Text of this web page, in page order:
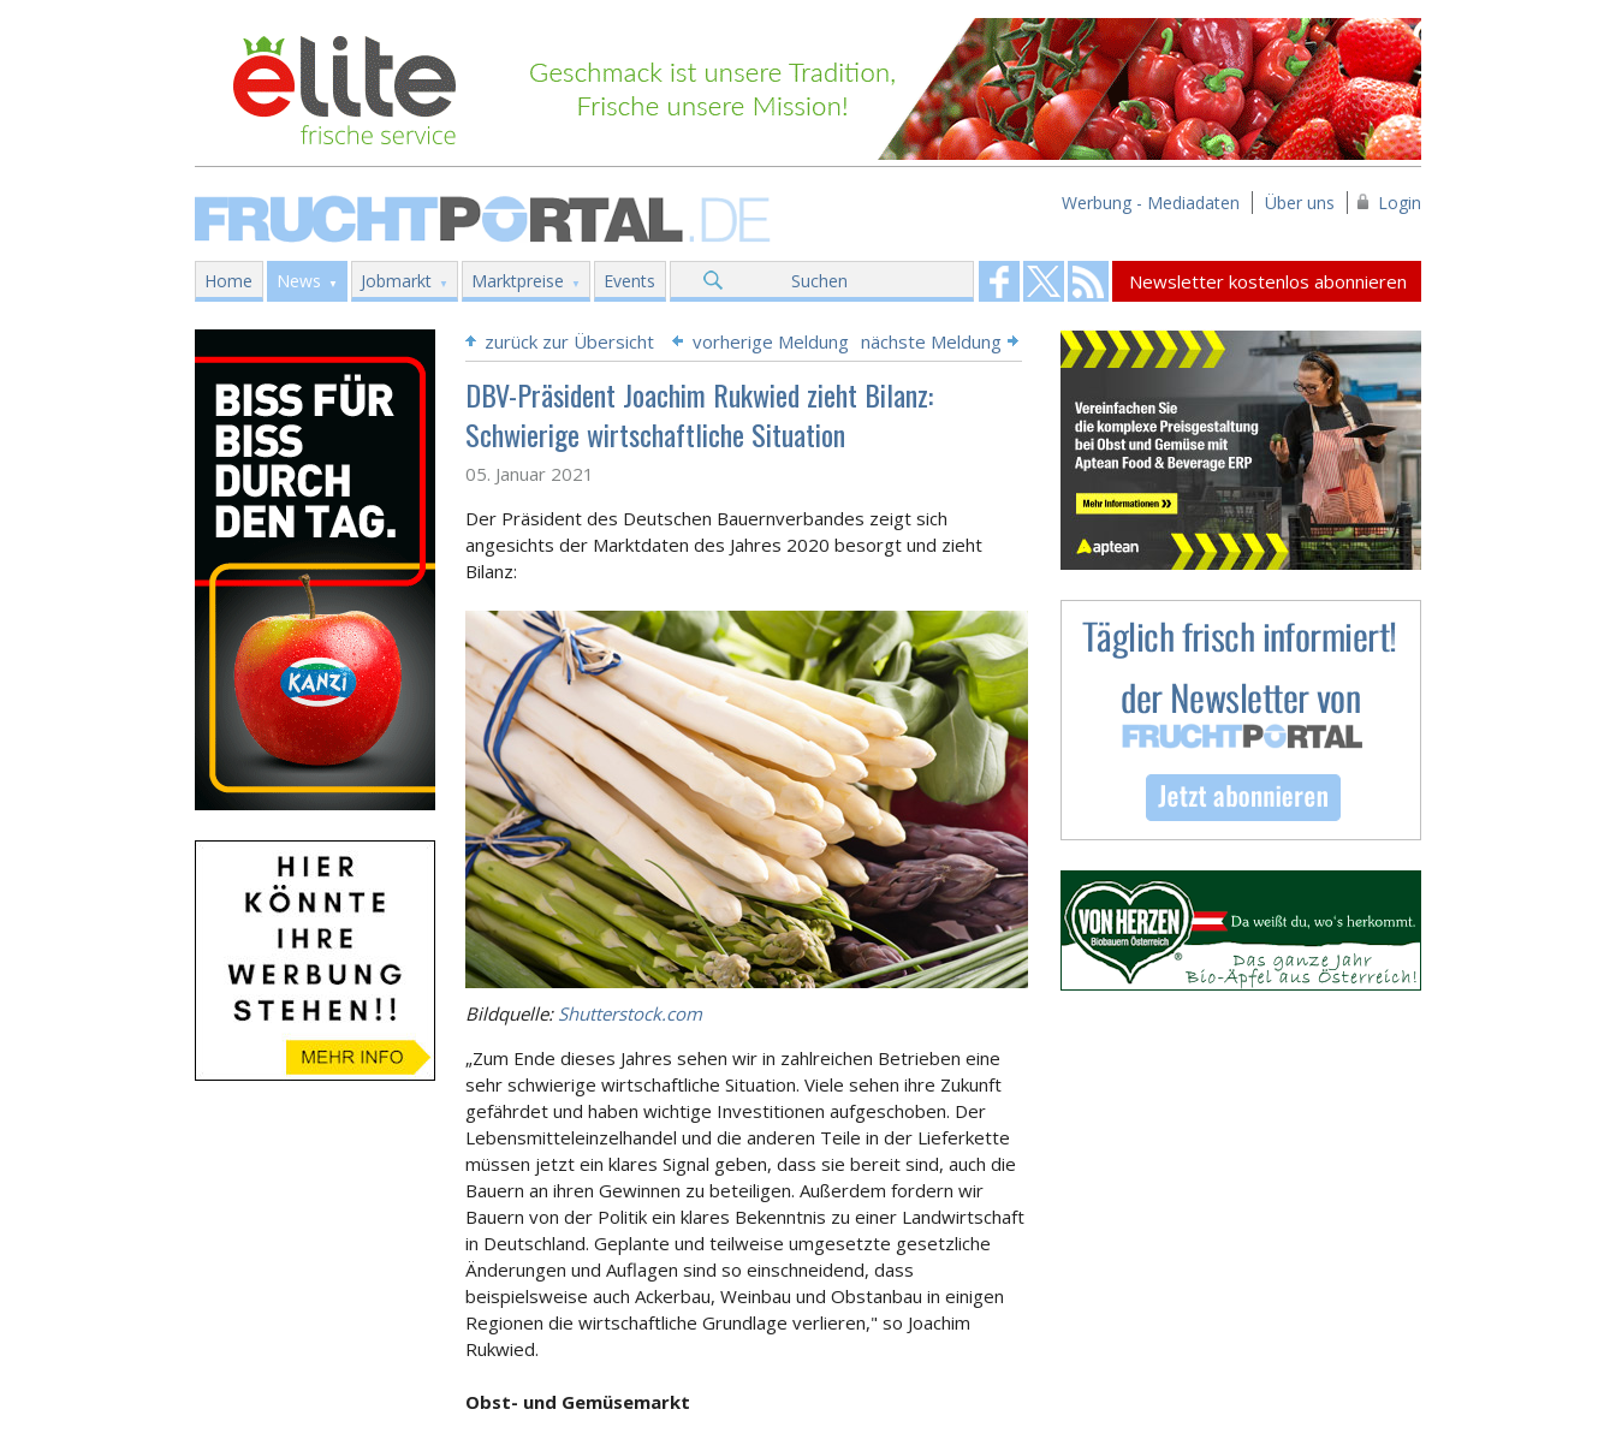
Werbung - Mediadaten Über uns Login
Home News Jobmarkt Marktpreise Events Suchen Newsletter kostenlos abonnieren
zurück zur Übersicht vorherige Meldung nächste Meldung
DBV-Präsident Joachim Rukwied zieht Bilanz:
Schwierige wirtschaftliche Situation
05. Januar 2021
Der Präsident des Deutschen Bauernverbandes zeigt sich
angesichts der Marktdaten des Jahres 2020 besorgt und zieht
Bilanz:
Bildquelle: Shutterstock.com
„Zum Ende dieses Jahres sehen wir in zahlreichen Betrieben eine
sehr schwierige wirtschaftliche Situation. Viele sehen ihre Zukunft
gefährdet und haben wichtige Investitionen aufgeschoben. Der
Lebensmitteleinzelhandel und die anderen Teile in der Lieferkette
müssen jetzt ein klares Signal geben, dass sie bereit sind, auch die
Bauern an ihren Gewinnen zu beteiligen. Außerdem fordern wir
Bauern von der Politik ein klares Bekenntnis zu einer Landwirtschaft
in Deutschland. Geplante und teilweise umgesetzte gesetzliche
Änderungen und Auflagen sind so einschneidend, dass
beispielsweise auch Ackerbau, Weinbau und Obstanbau in einigen
Regionen die wirtschaftliche Grundlage verlieren," so Joachim
Rukwied.
Obst- und Gemüsemarkt